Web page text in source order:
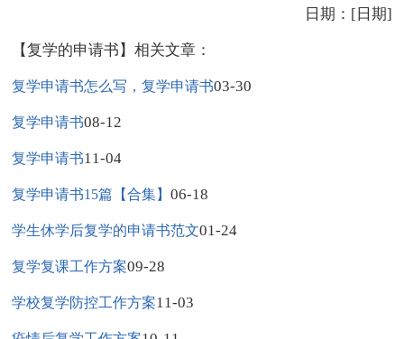
日期：[日期]
【复学的申请书】相关文章：
复学申请书怎么写，复学申请书03-30
复学申请书08-12
复学申请书11-04
复学申请书15篇【合集】06-18
学生休学后复学的申请书范文01-24
复学复课工作方案09-28
学校复学防控工作方案11-03